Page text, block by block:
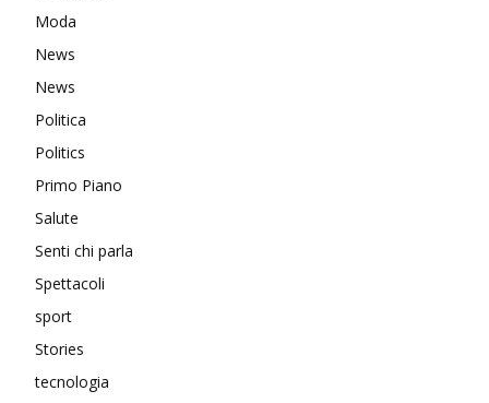
Moda
News
News
Politica
Politics
Primo Piano
Salute
Senti chi parla
Spettacoli
sport
Stories
tecnologia